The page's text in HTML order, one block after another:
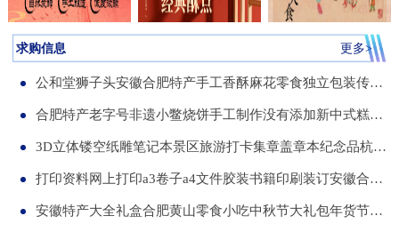
求购信息 更多>
公和堂狮子头安徽合肥特产手工香酥麻花零食独立包装传统老式糕点
合肥特产老字号非遗小鳖烧饼手工制作没有添加新中式糕点伴手礼
3D立体镂空纸雕笔记本景区旅游打卡集章盖章本纪念品杭州合肥昆明武汉城市文创本可定制集章册景点北京logo
打印资料网上打印a3卷子a4文件胶装书籍印刷装订安徽合肥同城服务
安徽特产大全礼盒合肥黄山零食小吃中秋节大礼包年货节送伴手礼品